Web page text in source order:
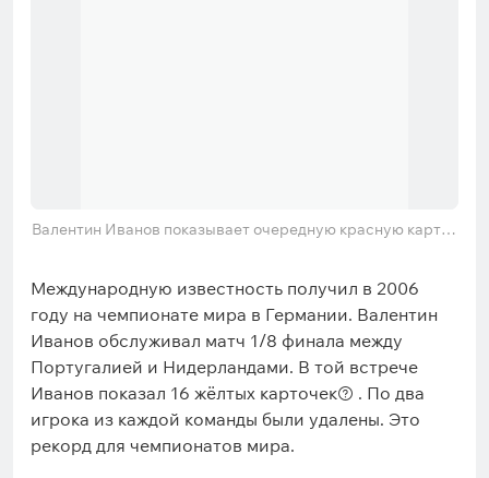
Валентин Иванов показывает очередную красную карточ
Международную известность получил в 2006
году на чемпионате мира в Германии. Валентин
Иванов обслуживал матч 1/8 финала между
Португалией и Нидерландами. В той встрече
Иванов показал 16 жёлтых карточек
. По два
игрока из каждой команды были удалены. Это
рекорд для чемпионатов мира.